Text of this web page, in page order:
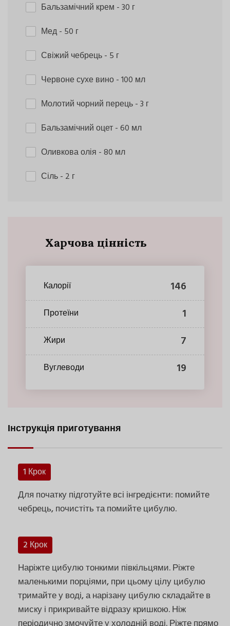
Бальзамічний крем - 30 г
Мед- 50 г
Свіжий чебрець- 5 г
Червоне сухе вино- 100 мл
Молотий чорний перець- 3 г
Бальзамічний оцет- 60 мл
Оливкова олія - 80 мл
Сіль- 2 г
Харчова цінність
Калорії 146
Протеїни 1
Жири 7
Вуглеводи 19
Інструкція приготування
1 Крок
Для початку підготуйте всі інгредієнти: помийте
чебрець, почистіть та помийте цибулю.
2 Крок
Наріжте цибулю тонкими півкільцями. Ріжте
маленькими порціями, при цьому цілу цибулю
тримайте у воді, а нарізану цибулю складайте в
миску і прикривайте відразу кришкою. Ніж